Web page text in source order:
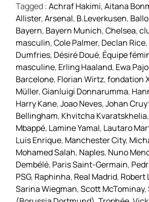
Tagged :Achraf Hakimi,Aitana
Allister,Arsenal, B.Leverkusen,
Bayern, Bayern Munich,Chelsea,
masculin,Cole Palmer, Declan Rice,
Dumfries, Désiré Doué, Équipe
masculine, Erling Haaland, Ewa
Barcelone, Florian Wirtz,fondation
Müller,Gianluigi Donnarumma,
Harry Kane,Joao Neves,Johan
Bellingham, Khvitcha Kvaratskhelia,
Mbappé, Lamine Yamal, Lautaro
Luis Enrique, Manchester City,
Mohamed Salah, Naples, Nuno
Dembélé, Paris Saint-Germain,
PSG, Raphinha, Real Madrid, Robert
Sarina Wiegman,Scott McTominay,